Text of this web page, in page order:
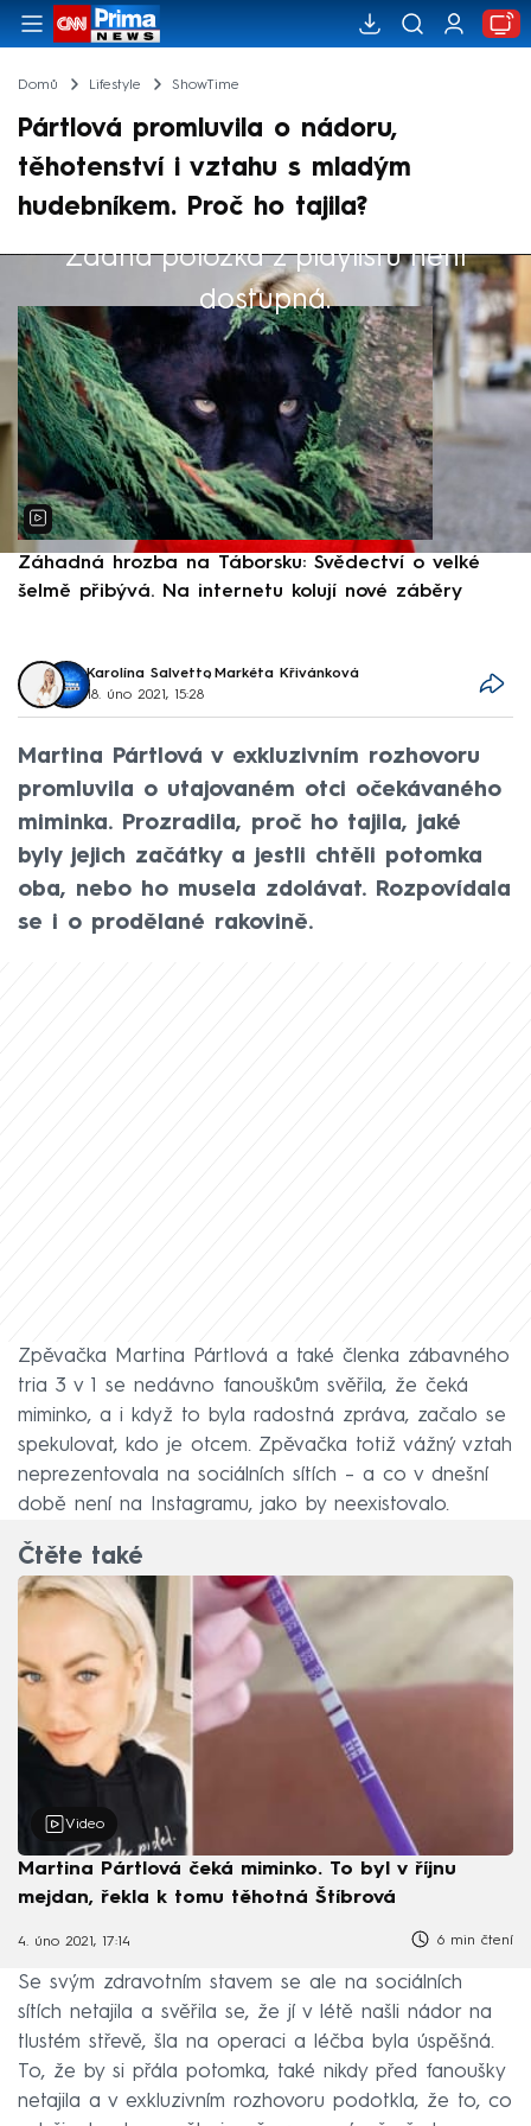
Domů Lifestyle ShowTime
Pártlová promluvila o nádoru,
těhotenství i vztahu s mladým
hudebníkem. Proč ho tajila?
Žádná položka z playlistu není
dostupná.
Výběr redakce
Záhadná hrozba na Táborsku: Svědectví o velké
šelmě přibývá. Na internetu kolují nové záběry
Karolína Salvetto, Markéta Křivánková
18. úno 2021, 15:28
Martina Pártlová v exkluzivním rozhovoru
promluvila o utajovaném otci očekávaného
miminka. Prozradila, proč ho tajila, jaké
byly jejich začátky a jestli chtěli potomka
oba, nebo ho musela zdolávat. Rozpovídala
se i o prodělané rakovině.
Zpěvačka Martina Pártlová a také členka zábavného
tria 3 v 1 se nedávno fanouškům svěřila, že čeká
miminko, a i když to byla radostná zpráva, začalo se
spekulovat, kdo je otcem. Zpěvačka totiž vážný vztah
neprezentovala na sociálních sítích – a co v dnešní
době není na Instagramu, jako by neexistovalo.
Čtěte také
Video
Martina Pártlová čeká miminko. To byl v říjnu
mejdan, řekla k tomu těhotná Štíbrová
4. úno 2021, 17:14 6 min čtení
Se svým zdravotním stavem se ale na sociálních
sítích netajila a svěřila se, že jí v létě našli nádor na
tlustém střevě, šla na operaci a léčba byla úspěšná.
To, že by si přála potomka, také nikdy před fanoušky
netajila a v exkluzivním rozhovoru podotkla, že to, co